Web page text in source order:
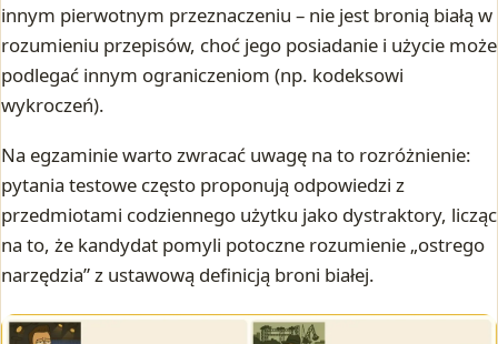
innym pierwotnym przeznaczeniu – nie jest bronią białą w
rozumieniu przepisów, choć jego posiadanie i użycie może
podlegać innym ograniczeniom (np. kodeksowi
wykroczeń).
Na egzaminie warto zwracać uwagę na to rozróżnienie:
pytania testowe często proponują odpowiedzi z
przedmiotami codziennego użytku jako dystraktory, licząc
na to, że kandydat pomyli potoczne rozumienie „ostrego
narzędzia” z ustawową definicją broni białej.